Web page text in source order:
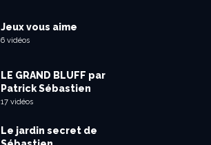
Jeux vous aime
6 vidéos
LE GRAND BLUFF par
Patrick Sébastien
17 vidéos
Le jardin secret de